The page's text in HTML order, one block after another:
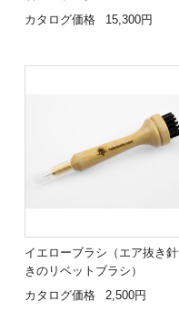
カタログ価格
15,300円
イエローブラシ（エア抜き
きのリベットブラシ）
カタログ価格
2,500円